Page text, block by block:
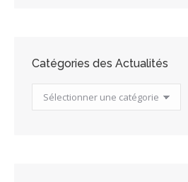
Catégories des Actualités
Catégories
des